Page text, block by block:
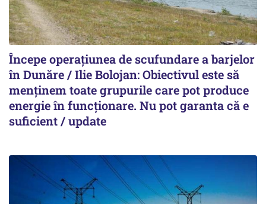
Începe operațiunea de scufundare a barjelor
în Dunăre / Ilie Bolojan: Obiectivul este să
menținem toate grupurile care pot produce
energie în funcționare. Nu pot garanta că e
suficient / update